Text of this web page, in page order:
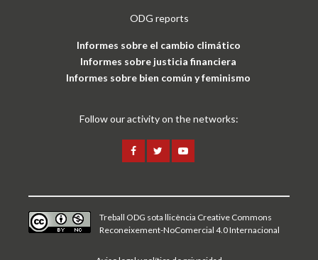
ODG reports
Informes sobre el cambio climático
Informes sobre justicia financiera
Informes sobre bien común y feminismo
Follow our activity on the networks:
Treball ODG sota llicència Creative Commons
Reconeixement-NoComercial 4.0 Internacional